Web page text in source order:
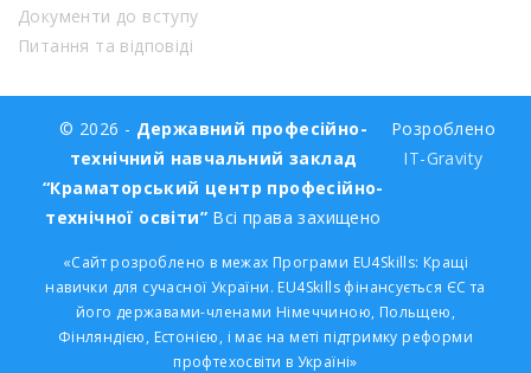
Документи до вступу
Питання та відповіді
© 2026 - Державний професійно-
технічний навчальний заклад
“Краматорський центр професійно-
технічної освіти” Всі права захищено
Розроблено
IT-Gravity
«Сайт розроблено в межах Програми EU4Skills: Кращі
навички для сучасної України. EU4Skills фінансується ЄС та
його державами-членами Німеччиною, Польщею,
Фінляндією, Естонією, і має на меті підтримку реформи
профтехосвіти в Україні»